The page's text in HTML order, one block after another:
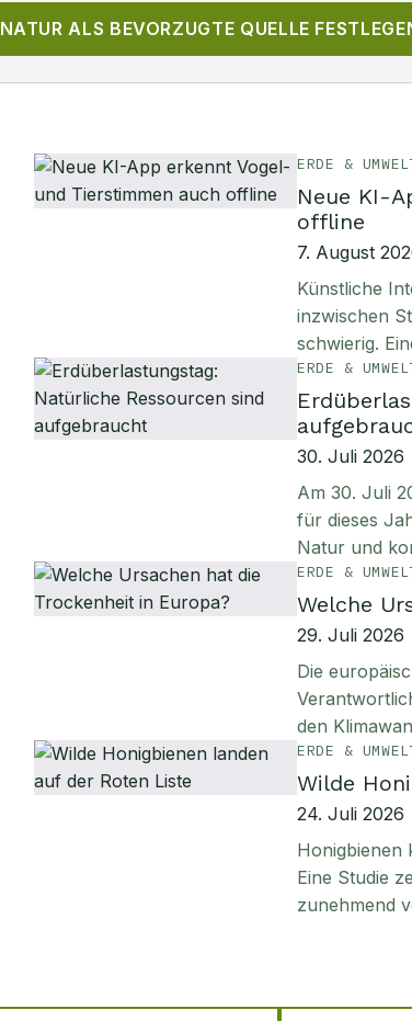
NATUR ALS BEVORZUGTE QUELLE
ERDE &
Neue KI-
offline
7. August
Künstliche
inzwischen
schwierig.
ERDE &
30. Juli 2026
Am 30. Juli
für dieses
Natur und
ERDE &
Welche
29. Juli 2026
Die
den
ERDE &
Wilde
24. Juli 2026
Honigbienen
Eine Studie
zunehmend